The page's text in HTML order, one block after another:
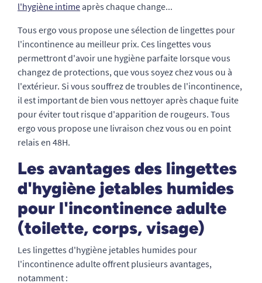
l'hygiène intime après chaque change...
Tous ergo vous propose une sélection de lingettes pour
l'incontinence au meilleur prix. Ces lingettes vous
permettront d'avoir une hygiène parfaite lorsque vous
changez de protections, que vous soyez chez vous ou à
l'extérieur. Si vous souffrez de troubles de l'incontinence,
il est important de bien vous nettoyer après chaque fuite
pour éviter tout risque d'apparition de rougeurs. Tous
ergo vous propose une livraison chez vous ou en point
relais en 48H.
Les avantages des lingettes
d'hygiène jetables humides
pour l'incontinence adulte
(toilette, corps, visage)
Les lingettes d'hygiène jetables humides pour
l'incontinence adulte offrent plusieurs avantages,
notamment :